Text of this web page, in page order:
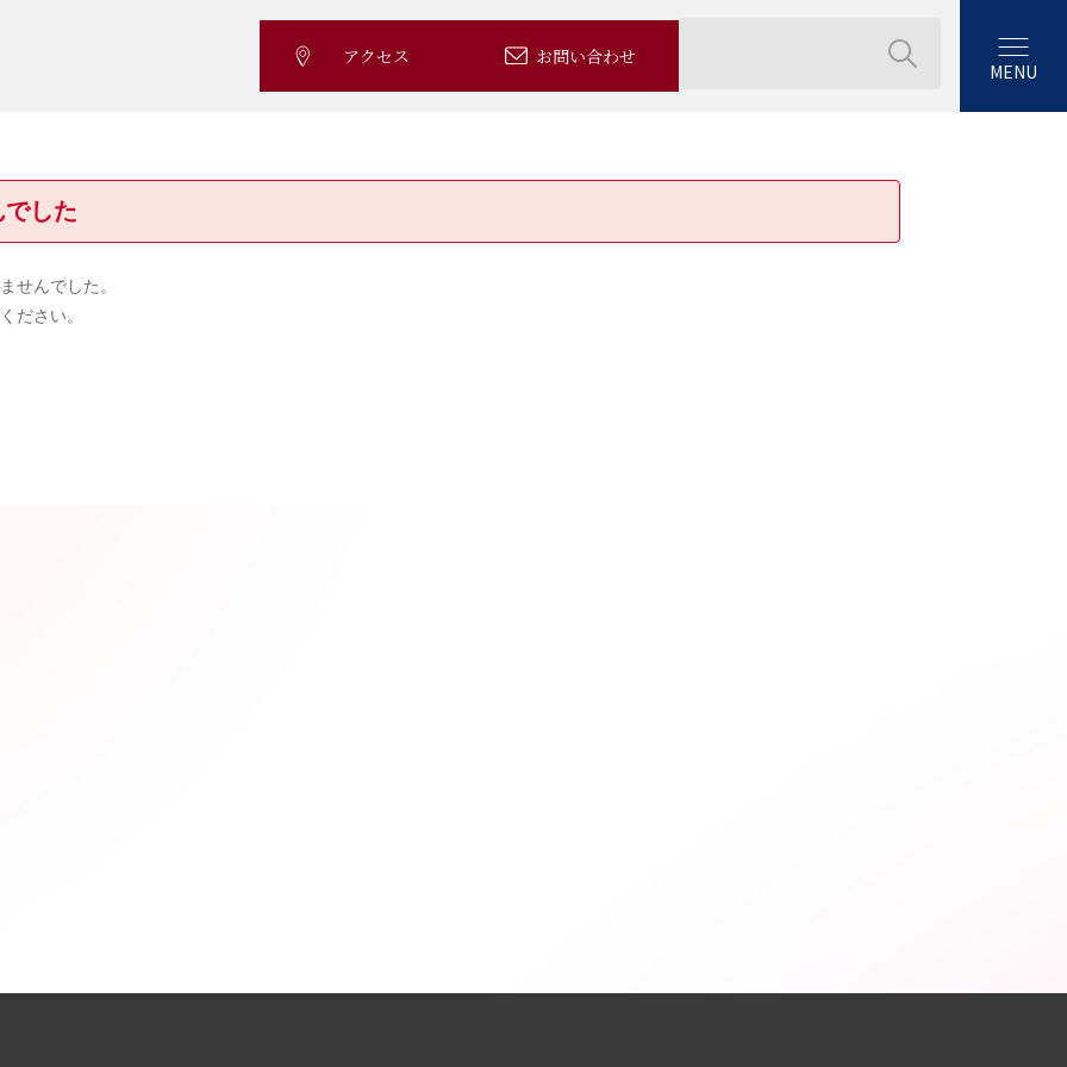
アクセス お問い合わせ
MENU
した
せんでした。
ださい。